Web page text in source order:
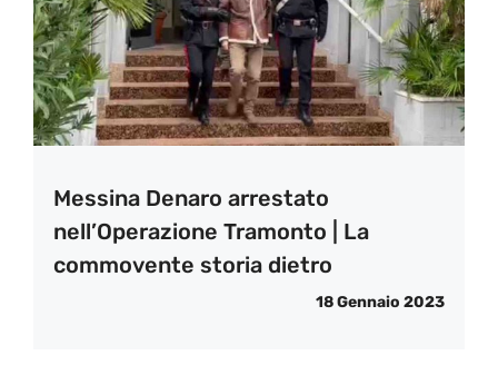
Messina Denaro arrestato
nell’Operazione Tramonto | La
commovente storia dietro
18 Gennaio 2023